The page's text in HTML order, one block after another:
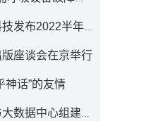
度报告 同比下滑2.92%
版座谈会在京举行
神话”的友情
据中心组建成立